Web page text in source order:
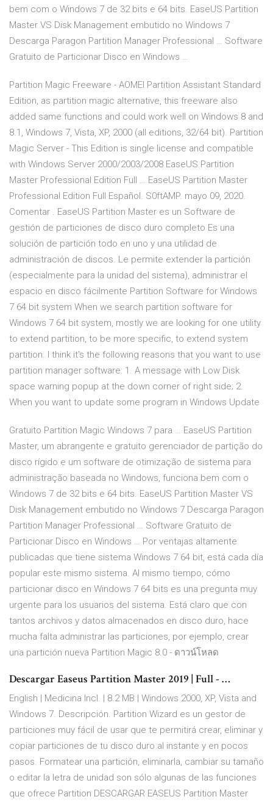
bem com o Windows 7 de 32 bits e 64 bits. EaseUS Partition
Master VS Disk Management embutido no Windows 7
Descarga Paragon Partition Manager Professional … Software
Gratuito de Particionar Disco en Windows …
Partition Magic Freeware - AOMEI Partition Assistant Standard
Edition, as partition magic alternative, this freeware also
added same functions and could work well on Windows 8 and
8.1, Windows 7, Vista, XP, 2000 (all editions, 32/64 bit). Partition
Magic Server - This Edition is single license and compatible
with Windows Server 2000/2003/2008 EaseUS Partition
Master Professional Edition Full … EaseUS Partition Master
Professional Edition Full Español. S0ftAMP. mayo 09, 2020.
Comentar . EaseUS Partition Master es un Software de
gestión de particiones de disco duro completo Es una
solución de partición todo en uno y una utilidad de
administración de discos. Le permite extender la partición
(especialmente para la unidad del sistema), administrar el
espacio en disco fácilmente Partition Software for Windows
7 64 bit system When we search partition software for
Windows 7 64 bit system, mostly we are looking for one utility
to extend partition, to be more specific, to extend system
partition. I think it's the following reasons that you want to use
partition manager software: 1. A message with Low Disk
space warning popup at the down corner of right side; 2.
When you want to update some program in Windows Update
Gratuito Partition Magic Windows 7 para … EaseUS Partition
Master, um abrangente e gratuito gerenciador de partição do
disco rígido e um software de otimização de sistema para
administração baseada no Windows, funciona bem com o
Windows 7 de 32 bits e 64 bits. EaseUS Partition Master VS
Disk Management embutido no Windows 7 Descarga Paragon
Partition Manager Professional … Software Gratuito de
Particionar Disco en Windows … Por ventajas altamente
publicadas que tiene sistema Windows 7 64 bit, está cada día
popular este mismo sistema. Al mismo tiempo, cómo
particionar disco en Windows 7 64 bits es una pregunta muy
urgente para los usuarios del sistema. Está claro que con
tantos archivos y datos almacenados en disco duro, hace
mucha falta administrar las particiones, por ejemplo, crear
una partición nueva Partition Magic 8.0 - ดาวน์โหลด
Descargar Easeus Partition Master 2019 | Full - …
English | Medicina Incl. | 8.2 MB | Windows 2000, XP, Vista and
Windows 7. Descripción. Partition Wizard es un gestor de
particiones muy fácil de usar que te permitirá crear, eliminar y
copiar particiones de tu disco duro al instante y en pocos
pasos. Formatear una partición, eliminarla, cambiar su tamaño
o editar la letra de unidad son sólo algunas de las funciones
que ofrece Partition DESCARGAR EASEUS Partition Master